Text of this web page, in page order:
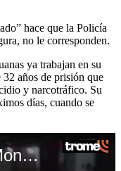
hace que la Policía
no le corresponden.
ya trabajan en su
años de prisión que
y narcotráfico. Su
días, cuando se
TROME | Así cayó El Monstruo: video muestra su captura en Paraguay. Video: Canal N